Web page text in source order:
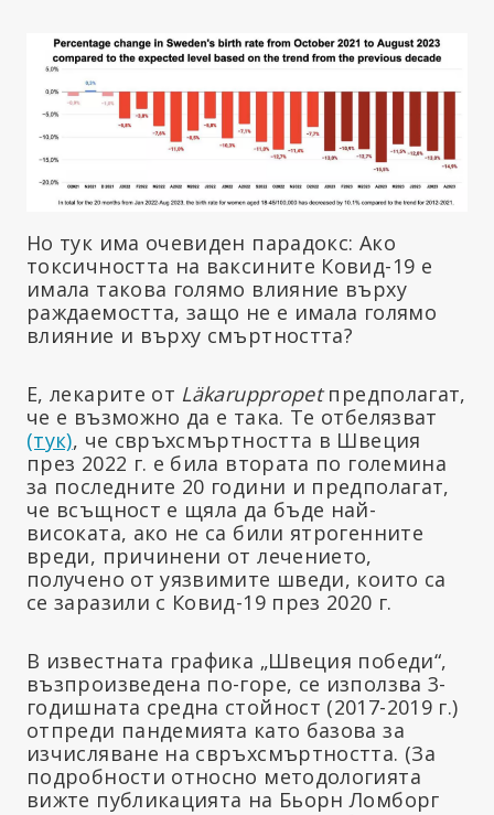
Но тук има очевиден парадокс: Ако
токсичността на ваксините Ковид-19 е
имала такова голямо влияние върху
раждаемостта, защо не е имала голямо
влияние и върху смъртността?
Е, лекарите от Läkaruppropetпредполагат,
че е възможно да е така. Те отбелязват
(тук), че свръхсмъртността в Швеция
през 2022 г. е била втората по големина
за последните 20 години и предполагат,
че всъщност е щяла да бъде най-
високата, ако не са били ятрогенните
вреди, причинени от лечението,
получено от уязвимите шведи, които са
се заразили с Ковид-19 през 2020 г.
В известната графика „Швеция победи“,
възпроизведена по-горе, се използва 3-
годишната средна стойност (2017-2019 г.)
отпреди пандемията като базова за
изчисляване на свръхсмъртността. (За
подробности относно методологията
вижте публикацията на Бьорн Ломборг